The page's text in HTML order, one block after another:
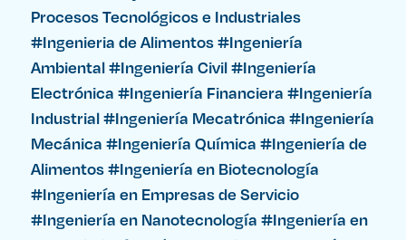
Procesos Tecnológicos e Industriales
#Ingenieria de Alimentos#Ingeniería
Ambiental#Ingeniería Civil#Ingeniería
Electrónica#Ingeniería Financiera#Ingeniería
Industrial#Ingeniería Mecatrónica#Ingeniería
Mecánica#Ingeniería Química#Ingeniería de
Alimentos#Ingeniería en Biotecnología
#Ingeniería en Empresas de Servicio
#Ingeniería en Nanotecnología#Ingeniería en